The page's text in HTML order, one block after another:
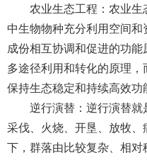
农业生态工程：农业
中生物物种充分利用空间
成份相互协调和促进的功能
多途径利用和转化的原理，
保持生态稳定和持续高效功
逆行演替：逆行演替就
采伐、火烧、开垦、放牧、
下，群落由比较复杂、相